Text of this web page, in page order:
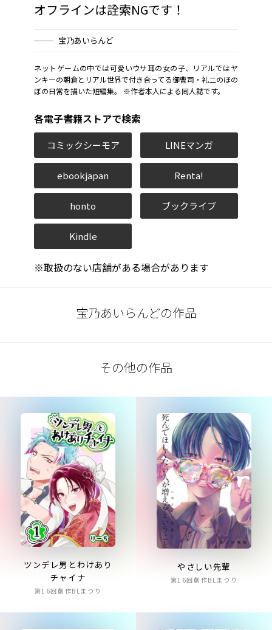
オフラインは詮索NGです！
宝乃あいらんど
ネットゲームの中では可愛いウサ耳の女の子、リアルではヤ
ンキーの朝倉とリアル世界で付き合ってる御曹司・礼二のほの
ぼの日常を描いた短編集。 ※作者本人による同人誌です。
各電子書籍ストアで検索
コミックシーモア LINEマンガ
ebookjapan Renta!
honto ブックライブ
Kindle
※取扱のない店舗がある場合があります
宝乃あいらんどの作品
その他の作品
ツンデレ男とわけあり
チャイナ
第16回創作BLまつり
やさしい先輩
第16回創作BLまつり